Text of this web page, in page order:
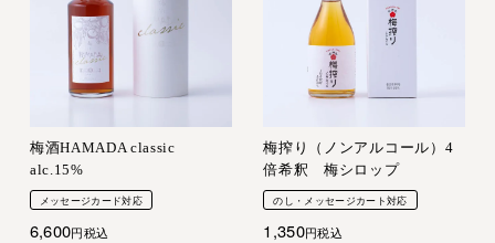
梅酒HAMADA classic
alc.15%
メッセージカード対応
6,600 税込
梅搾り（ノンアルコール）4
倍希釈 梅シロップ
のし・メッセージカート対応
1,350 税込